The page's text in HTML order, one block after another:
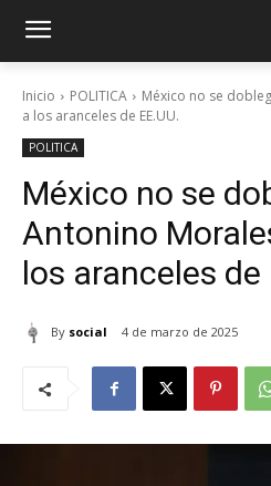
Inicio POLITICA
México no se
a los aranceles de EE.UU.
POLITICA
México no se
Antonino
los aranceles de
By social 4 de marzo de 2025